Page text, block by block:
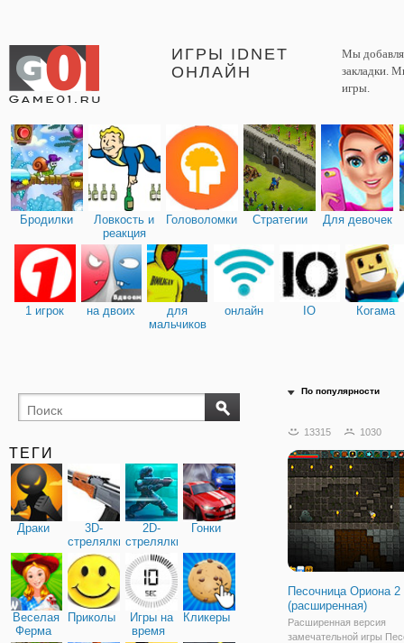
ИГРЫ IDNET
ОНЛАЙН
Мы
закладки.
игры.
Бродилки
Ловкость и
реакция
Головоломки Стратегии Для девочек
1 игрок на двоих
для
мальчиков
онлайн IO Когама
ТЕГИ
Драки
3D-
стрелялки
2D-
стрелялки
Гонки
Веселая
Ферма
Приколы
Игры на
время
Кликеры
По популярности
13315 1030
Песочница Ориона 2
(расширенная)
Расширенная версия
замечательной игры